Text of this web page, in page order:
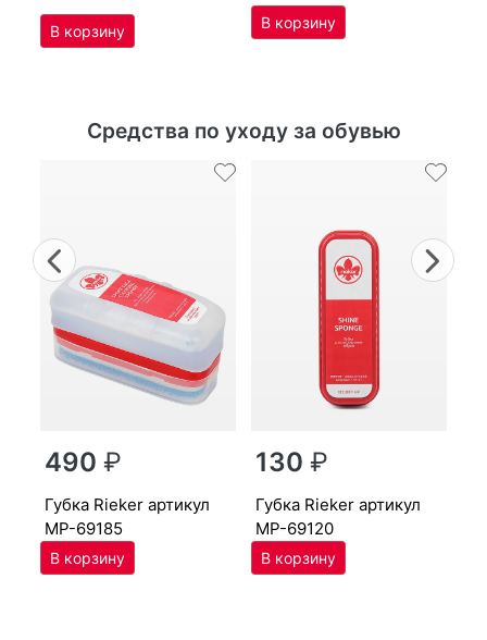
Средства по уходу за обувью
Previous
490₽
губ­ка Ri­eker артикул
MP-69185
130₽
губ­ка Ri­eker артикул
MP-69120